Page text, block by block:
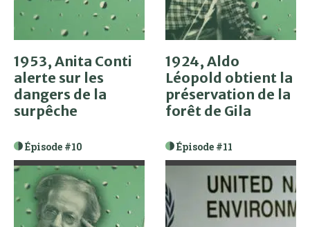
1953, Anita Conti
alerte sur les
dangers de la
surpêche
1924, Aldo
Léopold obtient la
préservation de la
forêt de Gila
Épisode #10 Épisode #11